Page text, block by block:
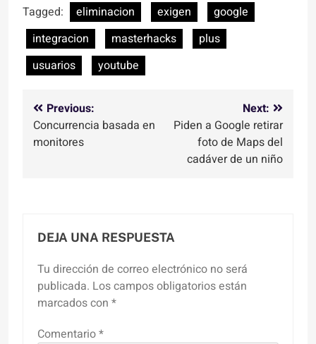
Tagged:
eliminacion exigen
google
integracion
masterhacks
plus
usuarios
youtube
Navegación
de
Previous:
Concurrencia basada en
monitores
Next:
Piden a Google retirar
foto de Maps del
cadáver de un niño
DEJA UNA RESPUESTA
Tu dirección de correo electrónico no será
publicada. Los campos obligatorios están
marcados con *
Comentario*